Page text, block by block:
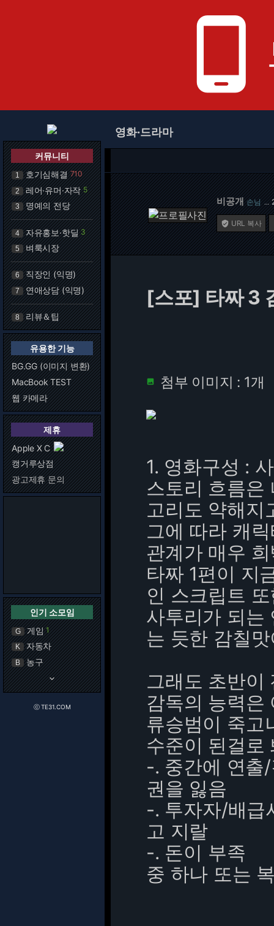
phone_android
커뮤니티
1 호기심해결 710
2 레어·유머·자작 5
3 명예의 전당
4 자유홍보·핫딜 3
5 벼룩시장
6 직장인 (익명)
7 연애상담 (익명)
8 리뷰＆팁
유용한 기능
BG.GG (이미지 변환)
MacBook TEST
웹 카메라
제휴
Apple X C
캥거루상점
광고제휴 문의
인기 소모임
G 게임 1
K 자동차
B 농구
keyboard_arrow_down
ⓒ TE31.COM
영화·드라마
비공개 손님 …
 URL 복사
[스포] 타짜 3
 첨부 이미지 : 1개
1. 영화구성 :
스토리 흐름은
고리도 약해지
그에 따라 캐
관계가 매우
타짜 1편이 지
인 스크립트
사투리가 되는
는 듯한 감칠
그래도 초반이
감독의 능력은
류승범이 죽고
수준이 된걸로
-. 중간에 연출
권을 잃음
-. 투자자/배급
고 지랄
-. 돈이 부족
중 하나 또는